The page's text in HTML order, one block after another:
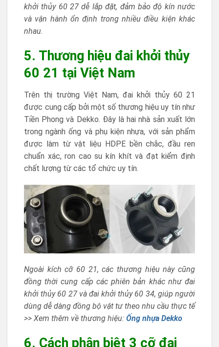
khởi thủy 60 27 dễ lắp đặt, đảm bảo độ kín nước
và vận hành ổn định trong nhiều điều kiện khác
nhau.
5. Thương hiệu đai khởi thủy
60 21 tại Việt Nam
Trên thị trường Việt Nam, đai khởi thủy 60 21
được cung cấp bởi một số thương hiệu uy tín như
Tiền Phong và Dekko. Đây là hai nhà sản xuất lớn
trong ngành ống và phụ kiện nhựa, với sản phẩm
được làm từ vật liệu HDPE bền chắc, đầu ren
chuẩn xác, ron cao su kín khít và đạt kiểm định
chất lượng từ các tổ chức uy tín.
Ngoài kích cỡ 60 21, các thương hiệu này cũng
đồng thời cung cấp các phiên bản khác như đai
khởi thủy 60 27 và đai khởi thủy 60 34, giúp người
dùng dễ dàng đồng bộ vật tư theo nhu cầu thực tế
>> Xem thêm về thương hiệu: Ống nhựa Dekko
6. Cách phân biệt 3 cỡ đai